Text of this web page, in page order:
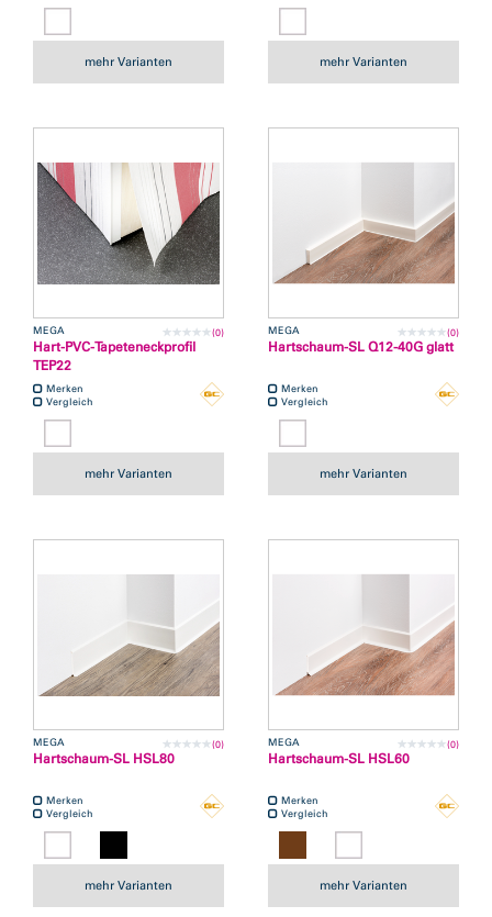
mehr Varianten mehr Varianten
MEGA (0)
Hart-PVC-Tapeteneckprofil
TEP22
Merken
Vergleich
mehr Varianten
MEGA (0)
Hartschaum-SL Q12-40G glatt
Merken
Vergleich
mehr Varianten
MEGA (0)
Hartschaum-SL HSL80
Merken
Vergleich
mehr Varianten
MEGA (0)
Hartschaum-SL HSL60
Merken
Vergleich
mehr Varianten